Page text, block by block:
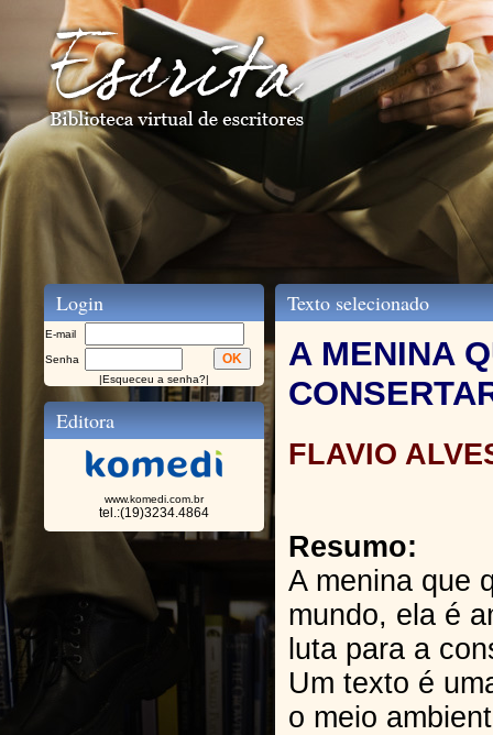
Login
E-mail
Senha
|Esqueceu a senha?|
Editora
www.komedi.com.br
tel.:(19)3234.4864
Texto selecionado
A MENINA
FLAVIO
Resumo:
A menina que
mundo, ela é
luta para a
Um texto é
o meio